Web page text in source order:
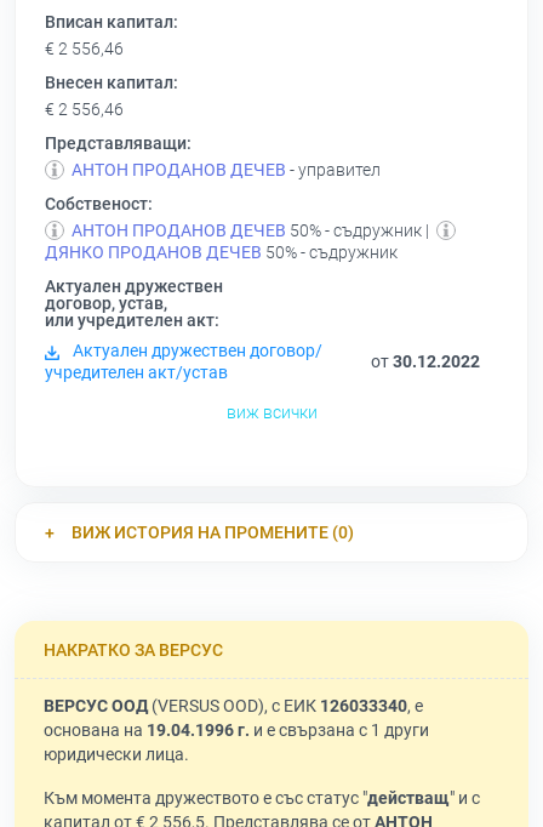
Вписан капитал:
€ 2 556,46
Внесен капитал:
€ 2 556,46
Представляващи:
АНТОН ПРОДАНОВ ДЕЧЕВ - управител
Собственост:
АНТОН ПРОДАНОВ ДЕЧЕВ 50% - съдружник |
ДЯНКО ПРОДАНОВ ДЕЧЕВ 50% - съдружник
Актуален дружествен
договор, устав,
или учредителен акт:
Актуален дружествен договор/
учредителен акт/устав
от30.12.2022
виж всички
ВИЖ ИСТОРИЯ НА ПРОМЕНИТЕ (0)
НАКРАТКО ЗА ВЕРСУС
ВЕРСУС ООД(VERSUS OOD), с ЕИК 126033340, е
основана на 19.04.1996 г. и е свързана с 1 други
юридически лица.
Към момента дружеството е със статус "действащ" и с
капитал от € 2 556,5. Представлява се отАНТОН